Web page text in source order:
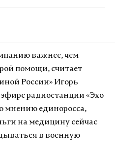
важнее, чем
помощи, считает
России» Игорь
радиостанции «Эхо
мнению единоросса,
на медицину сейчас
в военную